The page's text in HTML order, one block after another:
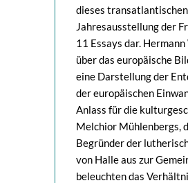
dieses
Jahresausstellung der
11 Essays dar.
über das europäische
eine Darstellung der
der europäischen
Anlass für die
Melchior Mühlenbergs,
Begründer der
von Halle aus zur
beleuchten das